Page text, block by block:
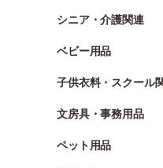
シニア・介護関連
ベビー用品
子供衣料・スクール
文房具・事務用品
ペット用品